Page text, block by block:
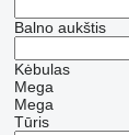
Balno aukštis
Kėbulas
Mega
Mega
Tūris